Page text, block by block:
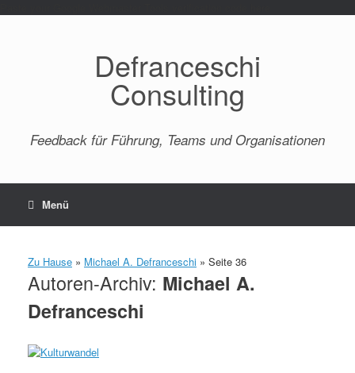
Defranceschi
Consulting
Feedback für Führung, Teams und Organisationen
Menü
Zu Hause » Michael A. Defranceschi » Seite 36
Autoren-Archiv: Michael A.
Defranceschi